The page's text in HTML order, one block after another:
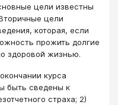
цели известны
цели
которая, если
прожить долгие
здоровой жизнью.
курса
быть сведены к
страха; 2)